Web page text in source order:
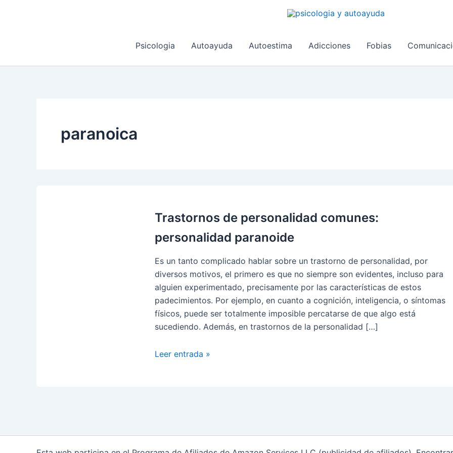
Psicologia
Autoayuda Autoestima Adicciones Fobias
paranoica
Trastornos de personalidad comunes:
personalidad paranoide
Es un tanto complicado hablar sobre un trastorno de personalidad, por
diversos motivos, el primero es que no siempre son evidentes, incluso para
alguien experimentado, precisamente por las características de estos
padecimientos. Por ejemplo, en cuanto a cognición, inteligencia, o síntomas
físicos, puede ser totalmente imposible percatarse de que algo está
sucediendo. Además, en trastornos de la personalidad […]
Trastornos
Leer entrada »